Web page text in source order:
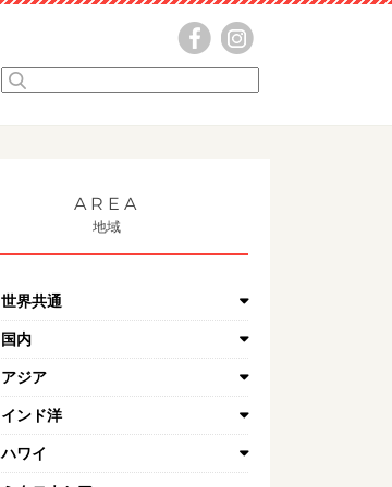
AREA
地域
世界共通
国内
アジア
インド洋
ハワイ